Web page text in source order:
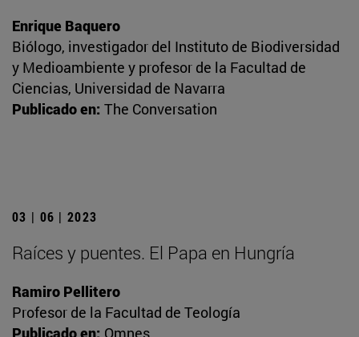
Enrique Baquero
Biólogo, investigador del Instituto de Biodiversidad
y Medioambiente y profesor de la Facultad de
Ciencias, Universidad de Navarra
Publicado en: The Conversation
03 | 06 | 2023
Raíces y puentes. El Papa en Hungría
Ramiro Pellitero
Profesor de la Facultad de Teología
Publicado en: Omnes